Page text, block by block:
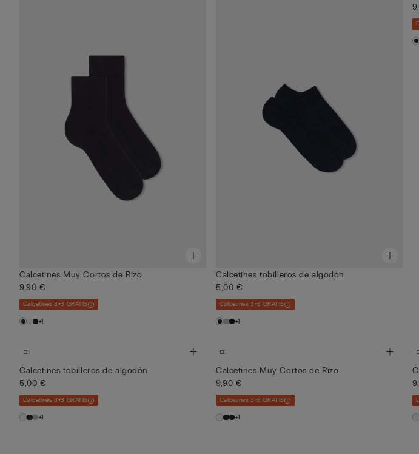
Calcetines Muy Cortos de Rizo
9,90 €
Calcetines 3+3 GRATIS
+1
Calcetines tobilleros de algodón
5,00 €
Calcetines 3+3 GRATIS
+1
Calcetines tobilleros de algodón
5,00 €
Calcetines 3+3 GRATIS
+1
Calcetines Muy Cortos de Rizo
9,90 €
Calcetines 3+3 GRATIS
+1